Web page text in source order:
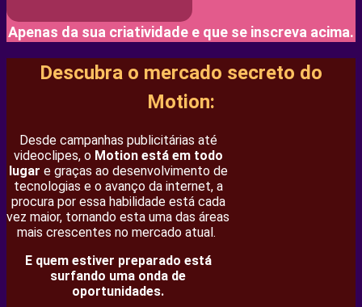
Apenas da sua criatividade e que se inscreva acima.
Descubra o mercado secreto do
Motion:
Desde campanhas publicitárias até
videoclipes, oMotion está em todo
lugar e graças ao desenvolvimento de
tecnologias e o avanço da internet, a
procura por essa habilidade está cada
vez maior, tornando esta uma das áreas
mais crescentes no mercado atual.
E quem estiver preparado está
surfando uma onda de
oportunidades.